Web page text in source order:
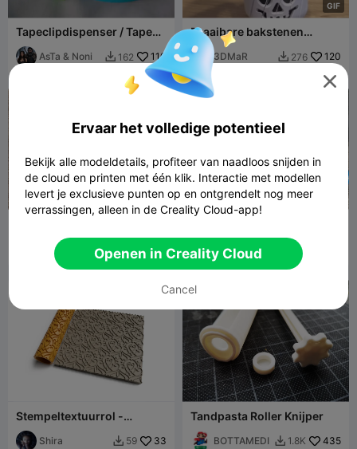
Tapeclipdispenser / Tape
Dispenser
AsTa & Noni  162 110
GIF
Draaibare bakstenen
skeletkop fidget
3DMaR  276 120
voeten en spieren
indigo.mejor  186 82
voorkom dat de slang
achter de autoband blijft
haken tijdens het wassen
Stavdahl 88
Stempeltextuurrol -
POLYMEERKLEI -
KERAMIEK
Shira  59 33

Tandpasta Roller Knijper
BOTTAMEDI  1.8K 435

Ervaar het volledige potentieel
Bekijk alle modeldetails, profiteer van naadloos snijden in
de cloud en printen met één klik. Interactie met modellen
levert je exclusieve punten op en ontgrendelt nog meer
verrassingen, alleen in de Creality Cloud-app!
Openen in Creality Cloud
Cancel